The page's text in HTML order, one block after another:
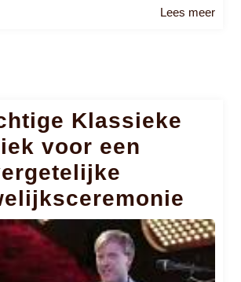
Lees meerLees
Klassieke
voor een